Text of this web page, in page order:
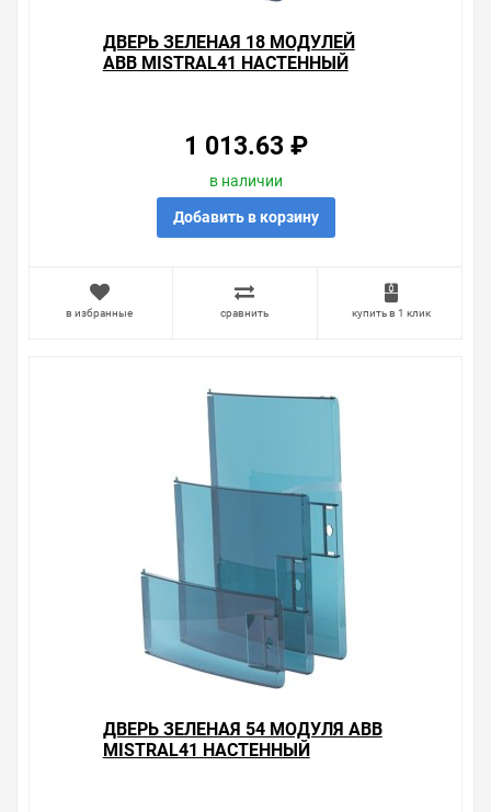
вопросы.ДВЕРЬ ЗЕЛЕНАЯ 18 МОДУЛЕЙ
ABB MISTRAL41 НАСТЕННЫЙ
1 013.63 ₽
в наличии
Добавить в корзину
в избранные сравнить купить в 1 клик
ДВЕРЬ ЗЕЛЕНАЯ 54 МОДУЛЯ ABB
MISTRAL41 НАСТЕННЫЙ